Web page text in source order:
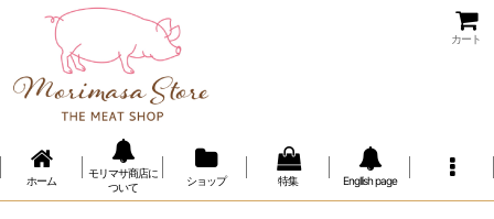
カート
ホーム
モリマサ商店に
ついて
ショップ 特集 Engllish page